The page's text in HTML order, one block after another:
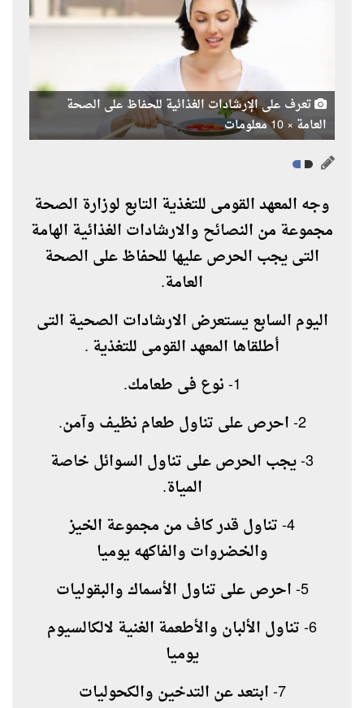
تعرف على الإرشادات الغذائية للحفاظ على الصحة
العامة × 10 معلومات
وجه المعهد القومى للتغذية التابع لوزارة الصحة
مجموعة من النصائح والارشادات الغذائية الهامة
التى يجب الحرص عليها للحفاظ على الصحة
العامة.
اليوم السابع يستعرض الارشادات الصحية التى
أطلقاها المعهد القومى للتغذية .
1- نوع فى طعامك.
2- احرص على تناول طعام نظيف وآمن.
3- يجب الحرص على تناول السوائل خاصة
المياة.
4- تناول قدر كاف من مجموعة الخيز
والخضروات والفاكهه يوميا
5- احرص على تناول الأسماك والبقوليات
6- تناول الألبان والأطعمة الغنية لالكالسيوم
يوميا
7- ابتعد عن التدخين والكحوليات